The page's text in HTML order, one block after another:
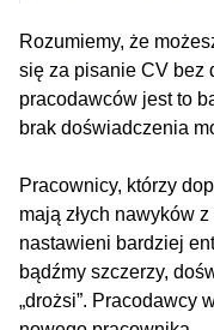
Rozumiemy, że
się za pisanie CV bez
pracodawców jest to
brak doświadczenia
Pracownicy, którzy
mają złych nawyków
nastawieni bardziej
bądźmy szczerzy,
„drożsi”. Pracodawcy